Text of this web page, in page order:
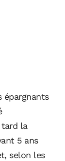
épargnants
tard la
5 ans
selon les